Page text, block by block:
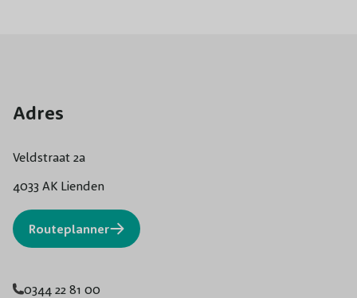
Adres
Veldstraat 2a
4033 AK Lienden
Routeplanner
0344 22 81 00